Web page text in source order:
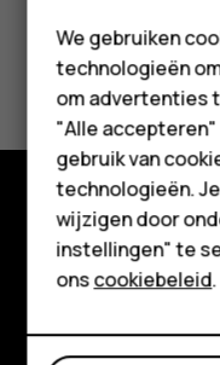
Feature
HMD
Voor
Tablets
Shop
Mijn account
Was deze
Ja Nee
Shop
Over ons
Planet and people
We gebruiken
technologieën
om advertenties
"Alle
gebruik van
technologieën.
wijzigen door
instellingen" te
onscookiebeleid.